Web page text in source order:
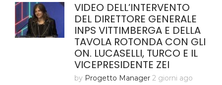
VIDEO DELL’INTERVENTO
DEL DIRETTORE GENERALE
INPS VITTIMBERGA E DELLA
TAVOLA ROTONDA CON GLI
ON. LUCASELLI, TURCO E IL
VICEPRESIDENTE ZEI
by Progetto Manager 2 giorni ago